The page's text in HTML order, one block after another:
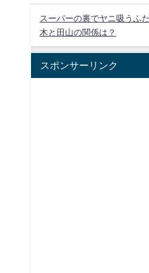
スーパーの裏でヤニ吸うふ
木と田山の関係は？
スポンサーリンク